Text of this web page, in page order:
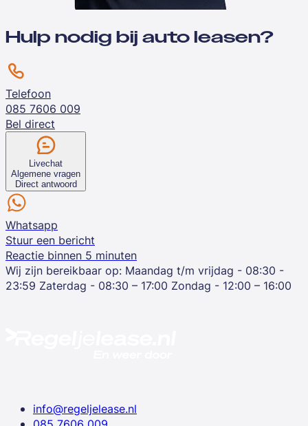
Hulp nodig bij auto leasen?
Telefoon
085 7606 009
Bel direct
Livechat
Algemene vragen
Direct antwoord
Whatsapp
Stuur een bericht
Reactie binnen 5 minuten
Wij zijn bereikbaar op: Maandag t/m vrijdag - 08:30 -
23:59 Zaterdag - 08:30 – 17:00 Zondag - 12:00 – 16:00
info@regeljelease.nl